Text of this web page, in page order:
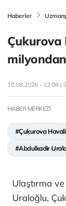
Haberler
Çukurova
10.08.2026 - 12:08 |
HABER MERKEZİ
#Çukurova
#Abdulkadir
Ulaştırma
Uraloğlu,